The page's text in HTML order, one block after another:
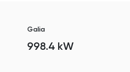
Galia
998.4 kW